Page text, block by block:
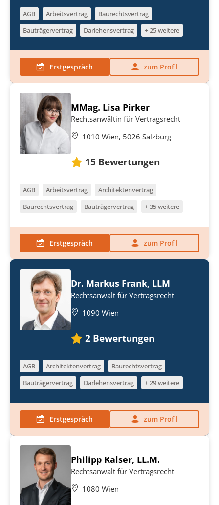
AGB Arbeitsvertrag
Baurechtsvertrag
Bauträgervertrag
Darlehensvertrag + 25 weitere
Erstgespräch zum Profil
MMag. Lisa Pirker
Rechtsanwältin für Vertragsrecht
1010 Wien, 5026 Salzburg
15 Bewertungen
AGB Arbeitsvertrag
Architektenvertrag
Baurechtsvertrag
Bauträgervertrag + 35 weitere
Erstgespräch zum Profil
Dr. Markus Frank, LLM
Rechtsanwalt für Vertragsrecht
1090 Wien
2 Bewertungen
AGB Architektenvertrag
Baurechtsvertrag
Bauträgervertrag
Darlehensvertrag + 29 weitere
Erstgespräch zum Profil
Philipp Kalser, LL.M.
Rechtsanwalt für Vertragsrecht
1080 Wien